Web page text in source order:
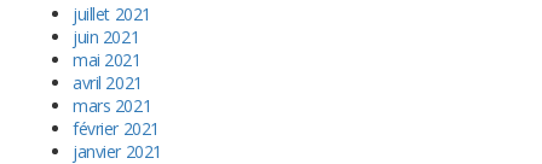
juillet 2021
juin 2021
mai 2021
avril 2021
mars 2021
février 2021
janvier 2021